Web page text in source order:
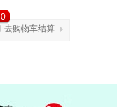
0
去购物车结算